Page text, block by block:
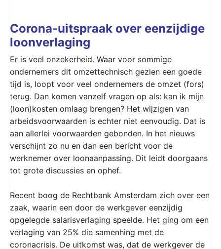
Corona-uitspraak over eenzijdige
loonverlaging
Er is veel onzekerheid. Waar voor sommige
ondernemers dit omzettechnisch gezien een goede
tijd is, loopt voor veel ondernemers de omzet (fors)
terug. Dan komen vanzelf vragen op als: kan ik mijn
(loon)kosten omlaag brengen? Het wijzigen van
arbeidsvoorwaarden is echter niet eenvoudig. Dat is
aan allerlei voorwaarden gebonden. In het nieuws
verschijnt zo nu en dan een bericht voor de
werknemer over loonaanpassing. Dit leidt doorgaans
tot grote discussies en ophef.
Recent boog de Rechtbank Amsterdam zich over een
zaak, waarin een door de werkgever eenzijdig
opgelegde salarisverlaging speelde. Het ging om een
verlaging van 25% die samenhing met de
coronacrisis. De uitkomst was, dat de werkgever de